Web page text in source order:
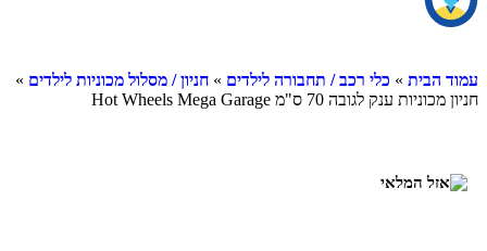
עמוד הבית » כלי רכב / תחבורה לילדים » חניון / מסלול מכוניות לילדים »
חניון מכוניות ענק לגובה 70 ס"מ Hot Wheels Mega Garage